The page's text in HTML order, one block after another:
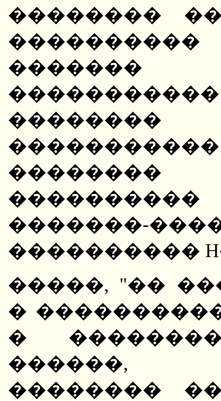
��������
�������
��������
�������-
����������
�����, "��
�
�
������,
�������� ��